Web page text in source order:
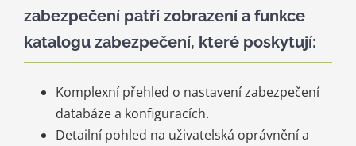
zabezpečení patří zobrazení a funkce
katalogu zabezpečení, které poskytují:
Komplexní přehled o nastavení zabezpečení
databáze a konfiguracích.
Detailní pohled na uživatelská oprávnění a